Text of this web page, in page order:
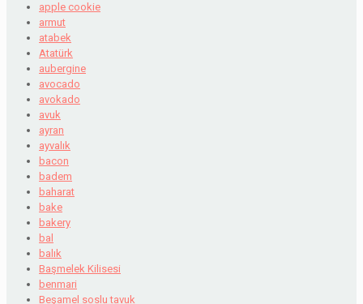
apple cookie
armut
atabek
Atatürk
aubergine
avocado
avokado
avuk
ayran
ayvalık
bacon
badem
baharat
bake
bakery
bal
balık
Başmelek Kilisesi
benmari
Beşamel soslu tavuk